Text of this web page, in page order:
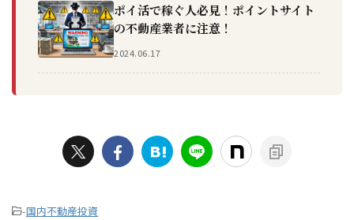
ポイ活で稼ぐ人必見！ポイントサイト
の不動産業者に注意！
2024.06.17
-国内不動産投資